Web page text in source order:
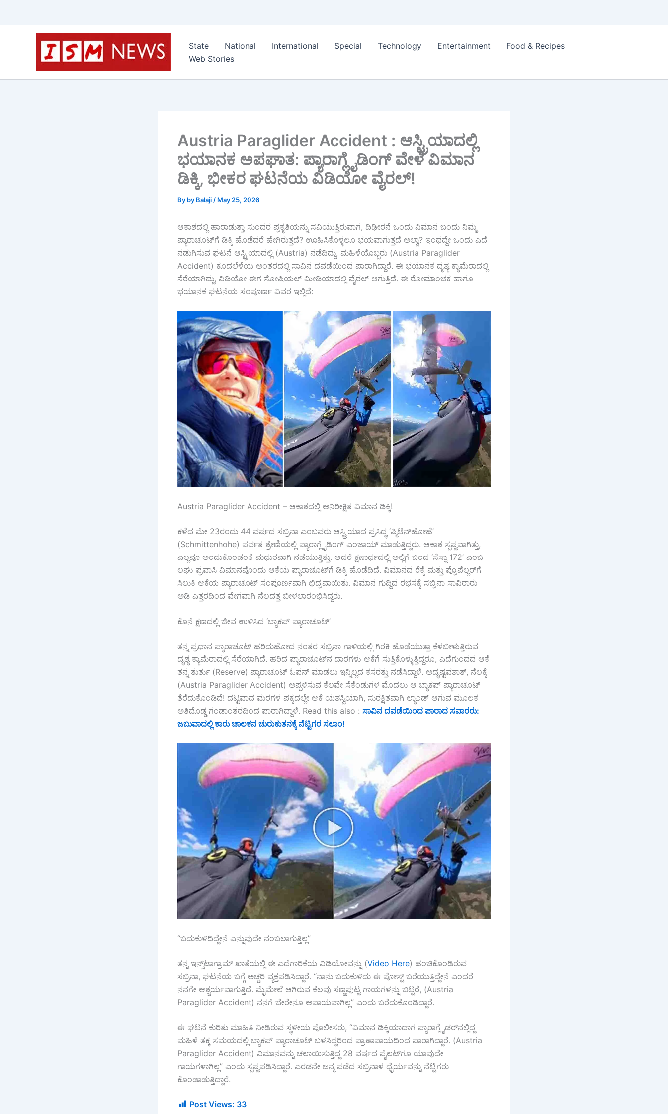
State National International Special Technology Entertainment
Food & Recipes
Web Stories
Austria Paraglider Accident : ಆಸ್ಟ್ರಿಯಾದಲ್ಲಿ
ಭಯಾನಕ ಅಪಘಾತ: ಪ್ಯಾರಾಗ್ಲೈಡಿಂಗ್ ವೇಳೆ ವಿಮಾನ
ಡಿಕ್ಕಿ, ಭೀಕರ ಘಟನೆಯ ವಿಡಿಯೋ ವೈರಲ್!
By by Balaji / May 25, 2026
ಆಕಾಶದಲ್ಲಿ ಹಾರಾಡುತ್ತಾ ಸುಂದರ ಪ್ರಕೃತಿಯನ್ನು ಸವಿಯುತ್ತಿರುವಾಗ, ದಿಢೀರನೆ ಒಂದು ವಿಮಾನ ಬಂದು ನಿಮ್ಮ
ಪ್ಯಾರಾಚೂಟ್‌ಗೆ ಡಿಕ್ಕಿ ಹೊಡೆದರೆ ಹೇಗಿರುತ್ತದೆ? ಊಹಿಸಿಕೊಳ್ಳಲೂ ಭಯವಾಗುತ್ತದೆ ಅಲ್ವಾ? ಇಂಥದ್ದೇ ಒಂದು ಎದೆ
ನಡುಗಿಸುವ ಘಟನೆ ಆಸ್ಟ್ರಿಯಾದಲ್ಲಿ (Austria) ನಡೆದಿದ್ದು, ಮಹಿಳೆಯೊಬ್ಬರು (Austria Paraglider
Accident) ಕೂದಲೆಳೆಯ ಅಂತರದಲ್ಲಿ ಸಾವಿನ ದವಡೆಯಿಂದ ಪಾರಾಗಿದ್ದಾರೆ. ಈ ಭಯಾನಕ ದೃಶ್ಯ ಕ್ಯಾಮೆರಾದಲ್ಲಿ
ಸೆರೆಯಾಗಿದ್ದು, ವಿಡಿಯೋ ಈಗ ಸೋಷಿಯಲ್ ಮೀಡಿಯಾದಲ್ಲಿ ವೈರಲ್ ಆಗುತ್ತಿದೆ. ಈ ರೋಮಾಂಚಕ ಹಾಗೂ
ಭಯಾನಕ ಘಟನೆಯ ಸಂಪೂರ್ಣ ವಿವರ ಇಲ್ಲಿದೆ:
Austria Paraglider Accident – ಆಕಾಶದಲ್ಲಿ ಅನಿರೀಕ್ಷಿತ ವಿಮಾನ ಡಿಕ್ಕಿ!
ಕಳೆದ ಮೇ 23ರಂದು 44 ವರ್ಷದ ಸಬ್ರಿನಾ ಎಂಬವರು ಆಸ್ಟ್ರಿಯಾದ ಪ್ರಸಿದ್ಧ ‘ಷ್ಮಿಟೆನ್‌ಹೋಹೆ’
(Schmittenhohe) ಪರ್ವತ ಶ್ರೇಣಿಯಲ್ಲಿ ಪ್ಯಾರಾಗ್ಲೈಡಿಂಗ್ ಎಂಜಾಯ್ ಮಾಡುತ್ತಿದ್ದರು. ಆಕಾಶ ಸ್ಪಷ್ಟವಾಗಿತ್ತು,
ಎಲ್ಲವೂ ಅಂದುಕೊಂಡಂತೆ ಮಧುರವಾಗಿ ನಡೆಯುತ್ತಿತ್ತು. ಆದರೆ ಕ್ಷಣಾರ್ಧದಲ್ಲಿ ಅಲ್ಲಿಗೆ ಬಂದ ‘ಸೆಸ್ನಾ 172’ ಎಂಬ
ಲಘು ಪ್ರವಾಸಿ ವಿಮಾನವೊಂದು ಆಕೆಯ ಪ್ಯಾರಾಚೂಟ್‌ಗೆ ಡಿಕ್ಕಿ ಹೊಡೆದಿದೆ. ವಿಮಾನದ ರೆಕ್ಕೆ ಮತ್ತು ಪ್ರೊಪೆಲ್ಲರ್‌ಗೆ
ಸಿಲುಕಿ ಆಕೆಯ ಪ್ಯಾರಾಚೂಟ್ ಸಂಪೂರ್ಣವಾಗಿ ಛಿದ್ರವಾಯಿತು. ವಿಮಾನ ಗುದ್ದಿದ ರಭಸಕ್ಕೆ ಸಬ್ರಿನಾ ಸಾವಿರಾರು
ಅಡಿ ಎತ್ತರದಿಂದ ವೇಗವಾಗಿ ನೆಲದತ್ತ ಬೀಳಲಾರಂಭಿಸಿದ್ದರು.
ಕೊನೆ ಕ್ಷಣದಲ್ಲಿ ಜೀವ ಉಳಿಸಿದ ‘ಬ್ಯಾಕಪ್ ಪ್ಯಾರಾಚೂಟ್’
ತನ್ನ ಪ್ರಧಾನ ಪ್ಯಾರಾಚೂಟ್ ಹರಿದುಹೋದ ನಂತರ ಸಬ್ರಿನಾ ಗಾಳಿಯಲ್ಲಿ ಗಿರಕಿ ಹೊಡೆಯುತ್ತಾ ಕೆಳಬೀಳುತ್ತಿರುವ
ದೃಶ್ಯ ಕ್ಯಾಮೆರಾದಲ್ಲಿ ಸೆರೆಯಾಗಿದೆ. ಹರಿದ ಪ್ಯಾರಾಚೂಟ್‌ನ ದಾರಗಳು ಆಕೆಗೆ ಸುತ್ತಿಕೊಳ್ಳುತ್ತಿದ್ದರೂ, ಎದೆಗುಂದದ ಆಕೆ
ತನ್ನ ತುರ್ತು (Reserve) ಪ್ಯಾರಾಚೂಟ್ ಓಪನ್ ಮಾಡಲು ಇನ್ನಿಲ್ಲದ ಕಸರತ್ತು ನಡೆಸಿದ್ದಾಳೆ. ಅದೃಷ್ಟವಶಾತ್, ನೆಲಕ್ಕೆ
(Austria Paraglider Accident) ಅಪ್ಪಳಿಸುವ ಕೆಲವೇ ಸೆಕೆಂಡುಗಳ ಮೊದಲು ಆ ಬ್ಯಾಕಪ್ ಪ್ಯಾರಾಚೂಟ್
ತೆರೆದುಕೊಂಡಿದೆ! ದಟ್ಟವಾದ ಮರಗಳ ಪಕ್ಕದಲ್ಲೇ ಆಕೆ ಯಶಸ್ವಿಯಾಗಿ, ಸುರಕ್ಷಿತವಾಗಿ ಲ್ಯಾಂಡ್ ಆಗುವ ಮೂಲಕ
ಅತಿದೊಡ್ಡ ಗಂಡಾಂತರದಿಂದ ಪಾರಾಗಿದ್ದಾಳೆ. Read this also : ಸಾವಿನ ದವಡೆಯಿಂದ ಪಾರಾದ ಸವಾರರು:
ಜಬುವಾದಲ್ಲಿ ಕಾರು ಚಾಲಕನ ಚುರುಕುತನಕ್ಕೆ ನೆಟ್ಟಿಗರ ಸಲಾಂ!
“ಬದುಕುಳಿದಿದ್ದೇನೆ ಎನ್ನುವುದೇ ನಂಬಲಾಗುತ್ತಿಲ್ಲ”
ತನ್ನ ಇನ್ಸ್‌ಟಾಗ್ರಾಮ್‌ ಖಾತೆಯಲ್ಲಿ ಈ ಎದೆಗಾರಿಕೆಯ ವಿಡಿಯೋವನ್ನು (Video Here) ಹಂಚಿಕೊಂಡಿರುವ
ಸಬ್ರಿನಾ, ಘಟನೆಯ ಬಗ್ಗೆ ಅಚ್ಚರಿ ವ್ಯಕ್ತಪಡಿಸಿದ್ದಾರೆ. “ನಾನು ಬದುಕುಳಿದು ಈ ಪೋಸ್ಟ್ ಬರೆಯುತ್ತಿದ್ದೇನೆ ಎಂದರೆ
ನನಗೇ ಆಶ್ಚರ್ಯವಾಗುತ್ತಿದೆ. ಮೈಮೇಲೆ ಆಗಿರುವ ಕೆಲವು ಸಣ್ಣಪುಟ್ಟ ಗಾಯಗಳನ್ನು ಬಿಟ್ಟರೆ, (Austria
Paraglider Accident) ನನಗೆ ಬೇರೇನೂ ಅಪಾಯವಾಗಿಲ್ಲ” ಎಂದು ಬರೆದುಕೊಂಡಿದ್ದಾರೆ.
ಈ ಘಟನೆ ಕುರಿತು ಮಾಹಿತಿ ನೀಡಿರುವ ಸ್ಥಳೀಯ ಪೊಲೀಸರು, “ವಿಮಾನ ಡಿಕ್ಕಿಯಾದಾಗ ಪ್ಯಾರಾಗ್ಲೈಡರ್‌ನಲ್ಲಿದ್ದ
ಮಹಿಳೆ ತಕ್ಕ ಸಮಯದಲ್ಲಿ ಬ್ಯಾಕಪ್ ಪ್ಯಾರಾಚೂಟ್ ಬಳಸಿದ್ದರಿಂದ ಪ್ರಾಣಾಪಾಯದಿಂದ ಪಾರಾಗಿದ್ದಾರೆ. (Austria
Paraglider Accident) ವಿಮಾನವನ್ನು ಚಲಾಯಿಸುತ್ತಿದ್ದ 28 ವರ್ಷದ ಪೈಲಟ್‌ಗೂ ಯಾವುದೇ
ಗಾಯಗಳಾಗಿಲ್ಲ” ಎಂದು ಸ್ಪಷ್ಟಪಡಿಸಿದ್ದಾರೆ. ಎರಡನೇ ಜನ್ಮ ಪಡೆದ ಸಬ್ರಿನಾಳ ಧೈರ್ಯವನ್ನು ನೆಟ್ಟಿಗರು
ಕೊಂಡಾಡುತ್ತಿದ್ದಾರೆ.
Post Views: 33